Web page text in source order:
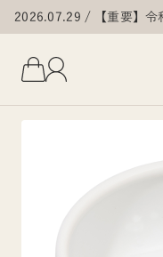
2026.07.29
【重要】
延・停止に